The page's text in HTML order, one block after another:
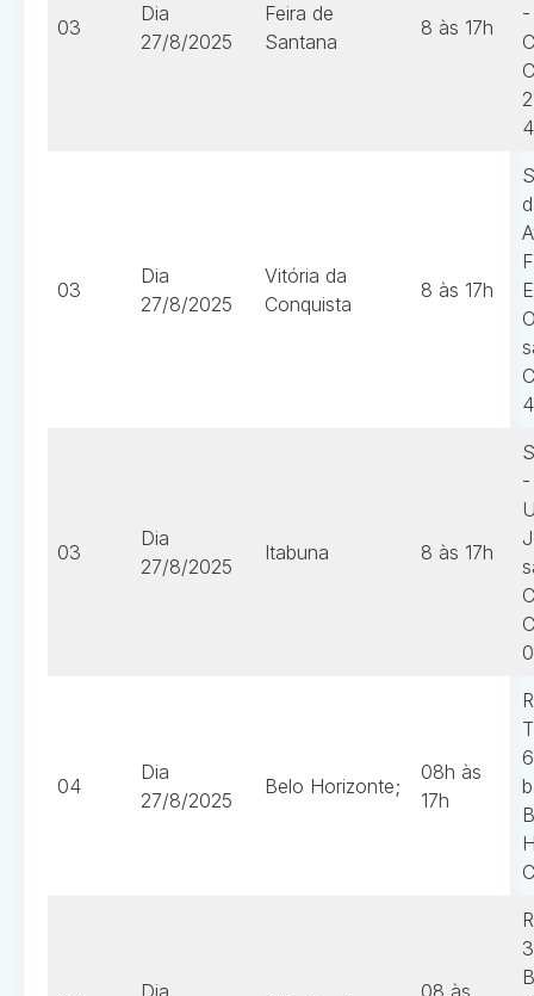
03
Dia
27/8/2025
Feira de
Santana
8 às 17h
-
03
Dia
27/8/2025
Vitória da
Conquista
8 às 17h
03
Dia
27/8/2025
Itabuna 8 às 17h
-
04
Dia
27/8/2025
Belo Horizonte;
08h às
17h